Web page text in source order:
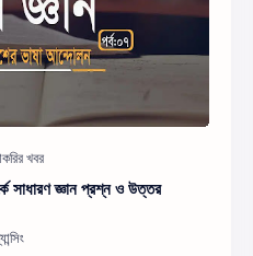
সাধারণ জ্ঞান প্রশ্ন ও উত্তর